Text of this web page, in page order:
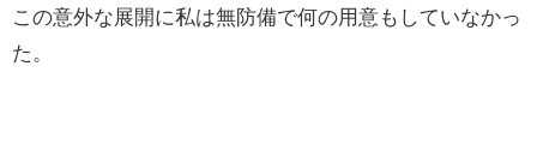
この意外な展開に私は無防備で何の用意もしていなかっ
た。